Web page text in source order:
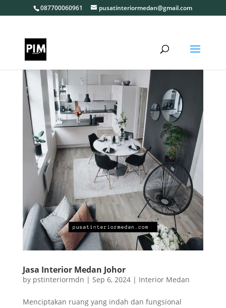
087700060961 pusatinteriormedan@gmail.com
Jasa Interior Medan Johor
by pstinteriormdn | Sep 6, 2024| Interior Medan
Menciptakan ruang yang indah dan fungsional